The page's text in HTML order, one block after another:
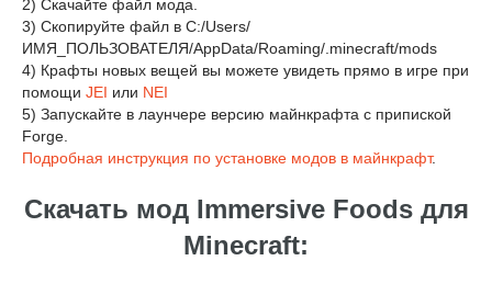
2) Скачайте файл мода.
3) Скопируйте файл в C:/Users/
ИМЯ_ПОЛЬЗОВАТЕЛЯ/AppData/Roaming/.minecraft/mods
4) Крафты новых вещей вы можете увидеть прямо в игре при
помощи JEI или NEI
5) Запускайте в лаунчере версию майнкрафта с припиской
Forge.
Подробная инструкция по установке модов в майнкрафт.
Скачать мод Immersive Foods для
Minecraft: